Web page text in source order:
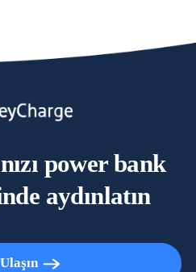
power bank
aydınlatın